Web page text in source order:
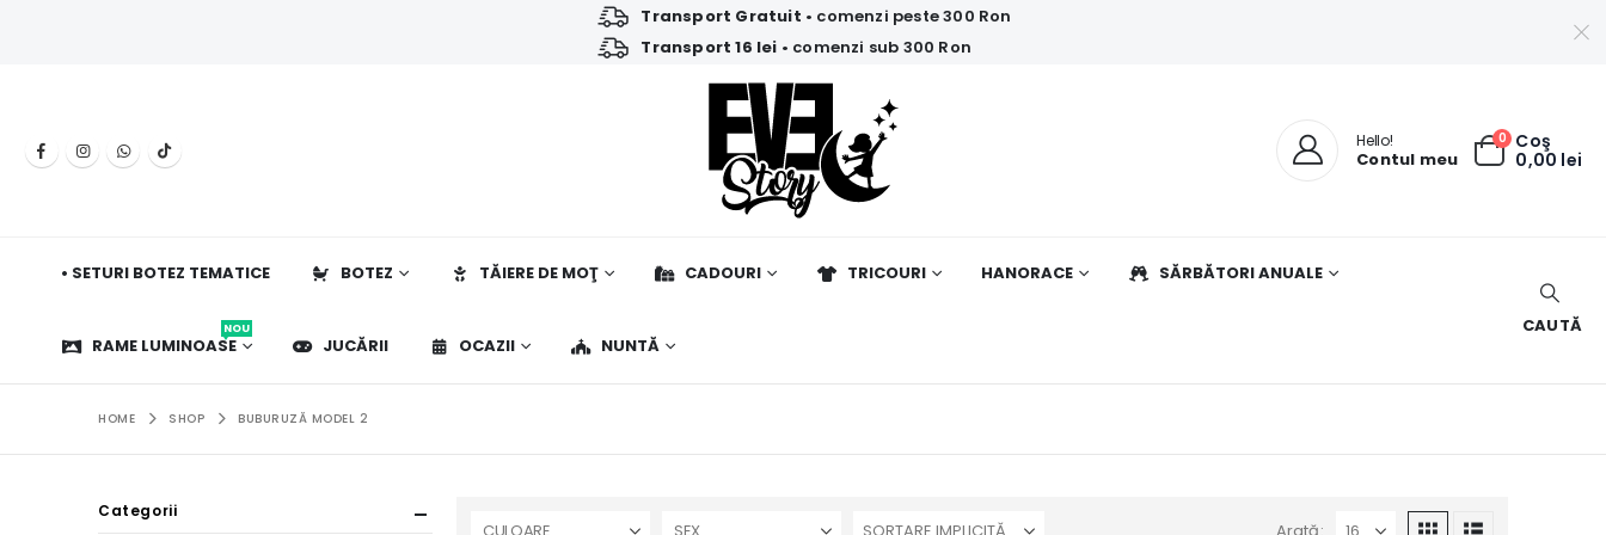
Transport Gratuit • comenzi peste 300 Ron
Transport 16 lei • comenzi sub 300 Ron
Hello!
Contul meu
0 Coş
0,00 lei
• SETURI BOTEZ TEMATICE BOTEZ TĂIERE DE MOŢ CADOURI TRICOURI HANORACE SĂRBĂTORI ANUALE
RAME LUMINOASE
NOU
JUCĂRII OCAZII NUNTĂ
CAUTĂ
HOME SHOP BUBURUZĂ MODEL 2
Categorii